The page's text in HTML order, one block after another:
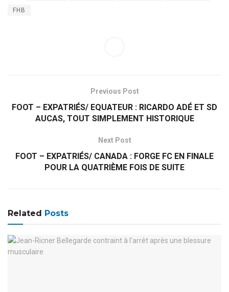
FHB
Previous Post
FOOT – EXPATRIÉS/ EQUATEUR : RICARDO ADÉ ET SD
AUCAS, TOUT SIMPLEMENT HISTORIQUE
Next Post
FOOT – EXPATRIÉS/ CANADA : FORGE FC EN FINALE
POUR LA QUATRIÈME FOIS DE SUITE
Related Posts